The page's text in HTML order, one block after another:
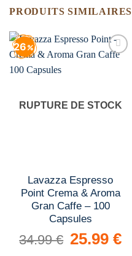
PRODUITS SIMILAIRES
26
RUPTURE DE STOCK
Lavazza Espresso
Point Crema & Aroma
Gran Caffe – 100
Capsules
34.99€
Le
prix
25.99 €Le
prix